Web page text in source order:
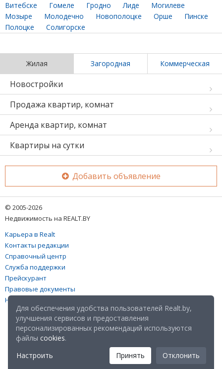
Витебске
Гомеле Гродно Лиде
Могилеве
Мозыре
Молодечно Новополоцке Орше
Пинске
Полоцке
Солигорске
Жилая Загородная Коммерческая
Новостройки
Продажа квартир, комнат
Аренда квартир, комнат
Квартиры на сутки
Добавить объявление
© 2005-2026
Недвижимость на REALT.BY
Карьера в Realt
Контакты редакции
Справочный центр
Служба поддержки
Прейскурант
Правовые документы
Настройка файлов cookies
Для обеспечения удобства пользователей Realt.by,
улучшения сервисов и предоставления
персонализированных рекомендаций используются
файлы cookies.
Настроить
Принять Отклонить